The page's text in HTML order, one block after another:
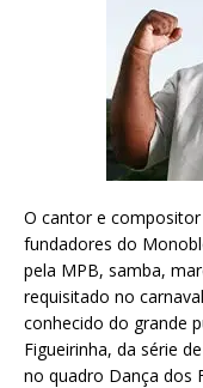
O cantor e compositor
fundadores do
pela MPB, samba,
requisitado no
conhecido do grande
Figueirinha, da série
no quadro Dança dos